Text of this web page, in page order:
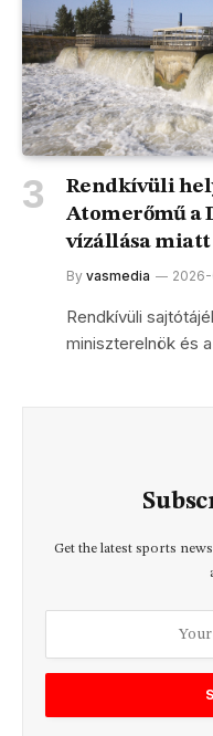
Rendkívüli
Atomerőmű a
vízállása miatt
By vasmedia
Rendkívüli
miniszterelnök és
Get the latest sports